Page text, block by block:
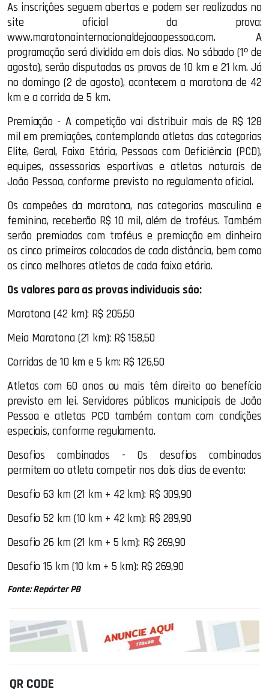
As inscrições seguem abertas e podem ser realizadas no
site oficial da prova:
www.maratonainternacionaldejoaopessoa.com. A
programação será dividida em dois dias. No sábado (1º de
agosto), serão disputadas as provas de 10 km e 21 km. Já
no domingo (2 de agosto), acontecem a maratona de 42
km e a corrida de 5 km.
Premiação - A competição vai distribuir mais de R$ 128
mil em premiações, contemplando atletas das categorias
Elite, Geral, Faixa Etária, Pessoas com Deficiência (PCD),
equipes, assessorias esportivas e atletas naturais de
João Pessoa, conforme previsto no regulamento oficial.
Os campeões da maratona, nas categorias masculina e
feminina, receberão R$ 10 mil, além de troféus. Também
serão premiados com troféus e premiação em dinheiro
os cinco primeiros colocados de cada distância, bem como
os cinco melhores atletas de cada faixa etária.
Os valores para as provas individuais são:
Maratona (42 km): R$ 205,50
Meia Maratona (21 km): R$ 158,50
Corridas de 10 km e 5 km: R$ 126,50
Atletas com 60 anos ou mais têm direito ao benefício
previsto em lei. Servidores públicos municipais de João
Pessoa e atletas PCD também contam com condições
especiais, conforme regulamento.
Desafios combinados - Os desafios combinados
permitem ao atleta competir nos dois dias de evento:
Desafio 63 km (21 km + 42 km): R$ 309,90
Desafio 52 km (10 km + 42 km): R$ 289,90
Desafio 26 km (21 km + 5 km): R$ 269,90
Desafio 15 km (10 km + 5 km): R$ 269,90
Fonte: Repórter PB
QR CODE